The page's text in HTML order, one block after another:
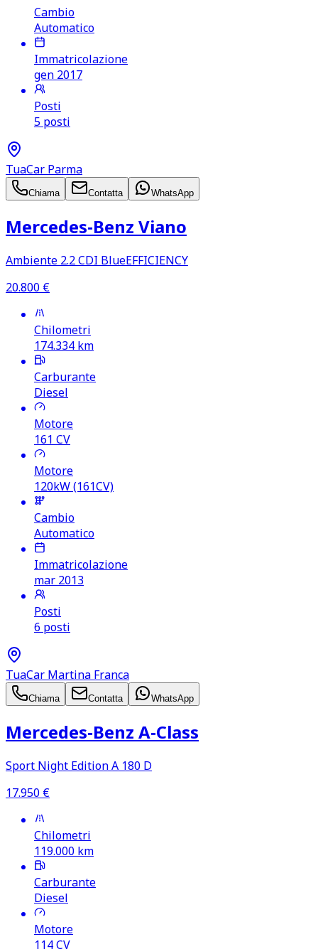
Cambio
Automatico
Immatricolazione
gen 2017
Posti
5 posti
TuaCar Parma
Chiama Contatta WhatsApp
Mercedes‑Benz Viano
Ambiente 2.2 CDI BlueEFFICIENCY
20.800 €
Chilometri
174.334 km
Carburante
Diesel
Motore
161 CV
Motore
120kW (161CV)
Cambio
Automatico
Immatricolazione
mar 2013
Posti
6 posti
TuaCar Martina Franca
Chiama Contatta WhatsApp
Mercedes‑Benz A‑Class
Sport Night Edition A 180 D
17.950 €
Chilometri
119.000 km
Carburante
Diesel
Motore
114CV